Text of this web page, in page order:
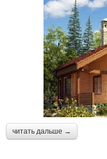
читать дальше →